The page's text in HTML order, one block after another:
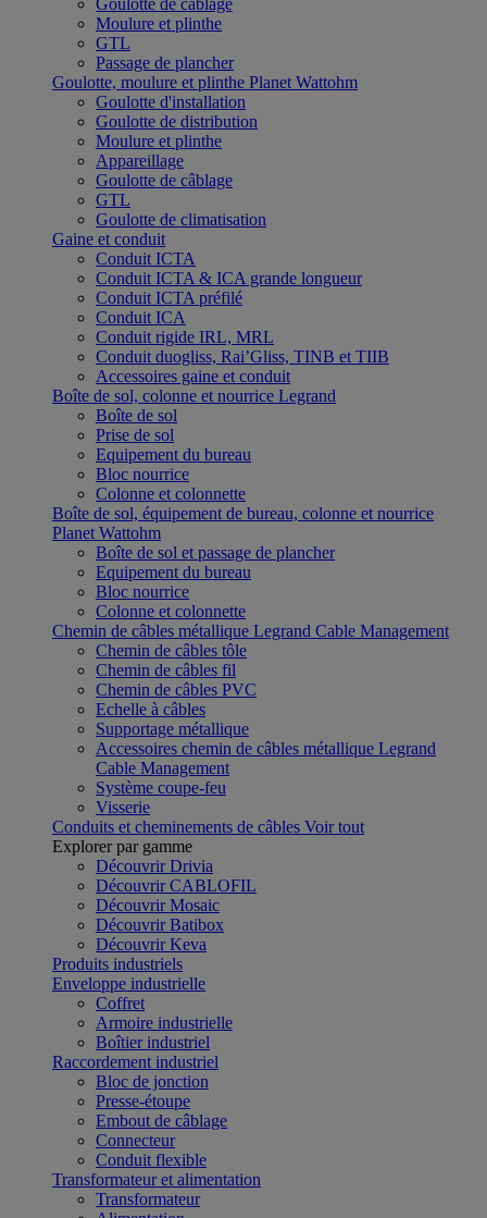
Goulotte de câblage
Moulure et plinthe
GTL
Passage de plancher
Goulotte, moulure et plinthe Planet Wattohm
Goulotte d'installation
Goulotte de distribution
Moulure et plinthe
Appareillage
Goulotte de câblage
GTL
Goulotte de climatisation
Gaine et conduit
Conduit ICTA
Conduit ICTA & ICA grande longueur
Conduit ICTA préfilé
Conduit ICA
Conduit rigide IRL, MRL
Conduit duogliss, Rai’Gliss, TINB et TIIB
Accessoires gaine et conduit
Boîte de sol, colonne et nourrice Legrand
Boîte de sol
Prise de sol
Equipement du bureau
Bloc nourrice
Colonne et colonnette
Boîte de sol, équipement de bureau, colonne et nourrice
Planet Wattohm
Boîte de sol et passage de plancher
Equipement du bureau
Bloc nourrice
Colonne et colonnette
Chemin de câbles métallique Legrand Cable Management
Chemin de câbles tôle
Chemin de câbles fil
Chemin de câbles PVC
Echelle à câbles
Supportage métallique
Accessoires chemin de câbles métallique Legrand
Cable Management
Système coupe-feu
Visserie
Conduits et cheminements de câbles Voir tout
Explorer par gamme
Découvrir Drivia
Découvrir CABLOFIL
Découvrir Mosaic
Découvrir Batibox
Découvrir Keva
Produits industriels
Enveloppe industrielle
Coffret
Armoire industrielle
Boîtier industriel
Raccordement industriel
Bloc de jonction
Presse-étoupe
Embout de câblage
Connecteur
Conduit flexible
Transformateur et alimentation
Transformateur